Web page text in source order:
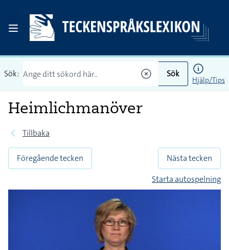
Sök: Sök
Hjälp/Tips
Heimlichmanöver
Tillbaka
Föregående tecken
Nästa tecken
Starta autospelning